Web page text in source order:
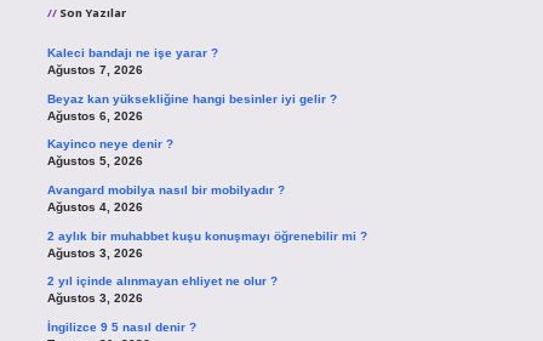
Son Yazılar
Kaleci bandajı ne işe yarar ?
Ağustos 7, 2026
Beyaz kan yüksekliğine hangi besinler iyi gelir ?
Ağustos 6, 2026
Kayinco neye denir ?
Ağustos 5, 2026
Avangard mobilya nasıl bir mobilyadır ?
Ağustos 4, 2026
2 aylık bir muhabbet kuşu konuşmayı öğrenebilir mi ?
Ağustos 3, 2026
2 yıl içinde alınmayan ehliyet ne olur ?
Ağustos 3, 2026
İngilizce 9 5 nasıl denir ?